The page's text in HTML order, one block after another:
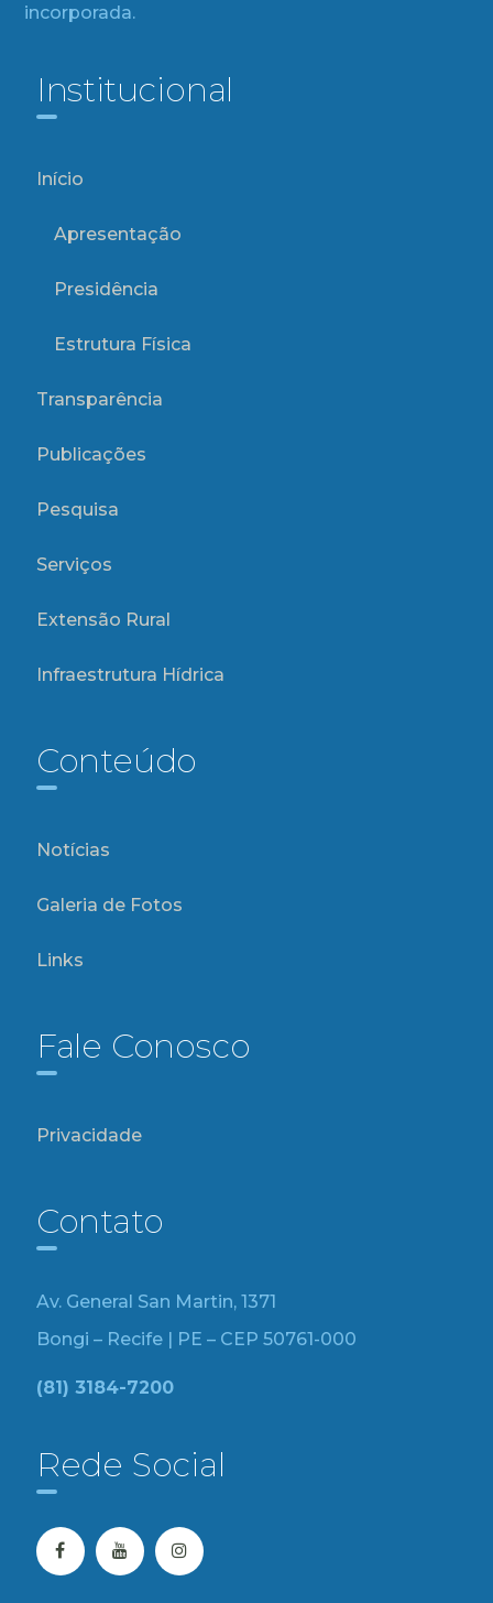
incorporada.
Institucional
Início
Apresentação
Presidência
Estrutura Física
Transparência
Publicações
Pesquisa
Serviços
Extensão Rural
Infraestrutura Hídrica
Conteúdo
Notícias
Galeria de Fotos
Links
Fale Conosco
Privacidade
Contato
Av. General San Martin, 1371
Bongi – Recife | PE – CEP 50761-000
(81) 3184-7200
Rede Social